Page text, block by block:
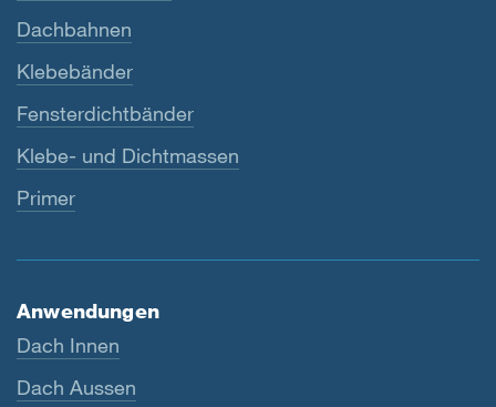
Dachbahnen
Klebebänder
Fensterdichtbänder
Klebe- und Dichtmassen
Primer
Anwendungen
Dach Innen
Dach Aussen